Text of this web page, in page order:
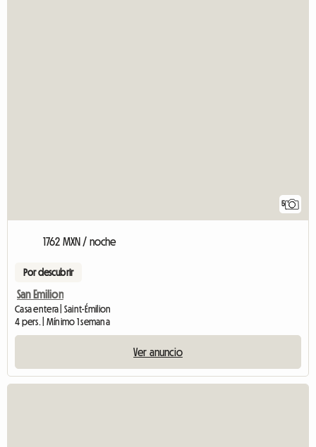
5
1762 MXN / noche
Por descubrir
San Emilion
Casa entera | Saint-Émilion
4 pers. | Mínimo 1 semana
Ver anuncio